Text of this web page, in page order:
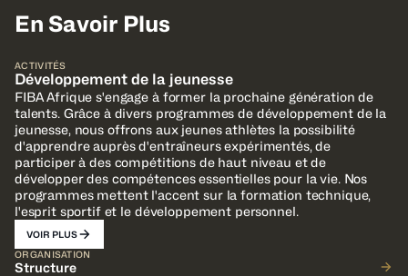
En Savoir Plus
ACTIVITÉS
Développement de la jeunesse
FIBA Afrique s'engage à former la prochaine génération de
talents. Grâce à divers programmes de développement de la
jeunesse, nous offrons aux jeunes athlètes la possibilité
d'apprendre auprès d'entraîneurs expérimentés, de
participer à des compétitions de haut niveau et de
développer des compétences essentielles pour la vie. Nos
programmes mettent l'accent sur la formation technique,
l'esprit sportif et le développement personnel.
VOIR PLUS
ORGANISATION
Structure